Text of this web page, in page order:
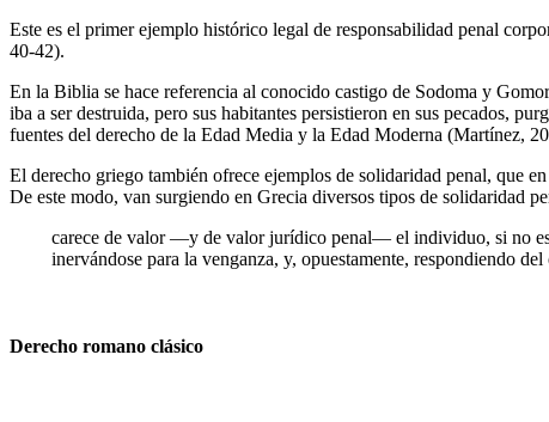
Este es el primer ejemplo histórico legal de responsabilidad penal
40-42).
En la Biblia se hace referencia al conocido castigo de Sodoma y
iba a ser destruida, pero sus habitantes persistieron en sus pecados,
fuentes del derecho de la Edad Media y la Edad Moderna (Martínez,
El derecho griego también ofrece ejemplos de solidaridad penal, que
De este modo, van surgiendo en Grecia diversos tipos de solidaridad
carece de valor —y de valor jurídico penal— el individuo, si no
inervándose para la venganza, y, opuestamente, respondiendo
Derecho romano clásico